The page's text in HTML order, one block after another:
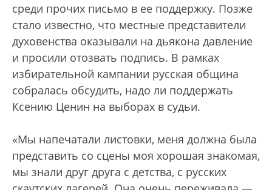
среди прочих письмо в ее поддержку. Позже
стало известно, что местные представители
духовенства оказывали на дьякона давление
и просили отозвать подпись. В рамках
избирательной кампании русская община
собралась обсудить, надо ли поддержать
Ксению Ценин на выборах в судьи.
«Мы напечатали листовки, меня должна была
представить со сцены моя хорошая знакомая,
мы знали друг друга с детства, с русских